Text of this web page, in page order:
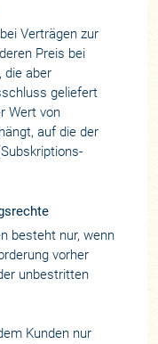
Verträgen zur
Preis bei
die aber
geliefert
Wert von
auf die der
besteht nur, wenn
vorher
unbestritten
Kunden nur